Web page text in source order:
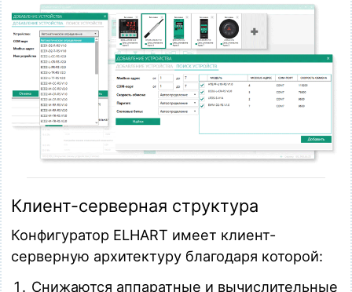
Клиент-серверная структура
Конфигуратор ELHART имеет клиент-
серверную архитектуру благодаря которой:
Снижаются аппаратные и вычислительные